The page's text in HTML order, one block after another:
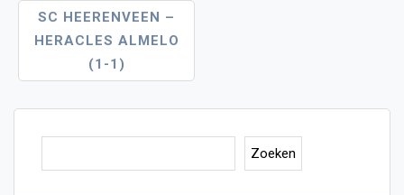
SC HEERENVEEN –
HERACLES ALMELO
(1-1)
Zoeken